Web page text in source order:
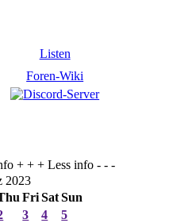
Listen
Foren-Wiki
+ + + Less info - - -
2023
FriSatSun
3 4
5